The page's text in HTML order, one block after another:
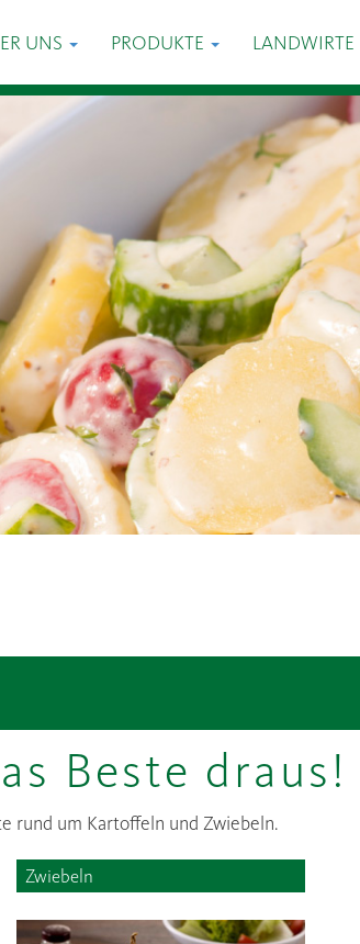
UNS PRODUKTE LANDWIRTE
Beste draus!
rund um Kartoffeln und Zwiebeln.
Zwiebeln